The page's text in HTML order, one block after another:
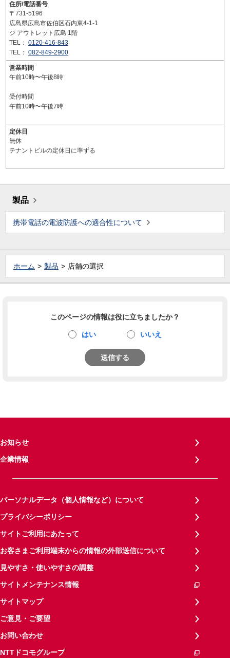
住所/電話番号
〒731-5196
広島県広島市佐伯区石内東4-1-1
ジ アウトレット広島 1階
TEL： 0120-416-843
TEL： 082-849-2900
営業時間
午前10時〜午後8時
受付時間
午前10時〜午後7時
定休日
無休
テナントビルの定休日に準ずる
製品
携帯電話の電波防護への適合性について
ホーム 製品 店舗の選択
このページの情報は役に立ちましたか？
はい いいえ
送信する
お知らせ
企業情報
パーソナルデータ（個人情報など）について
プライバシーポリシー
サイトご利用にあたって
お客さまご利用端末からの情報の外部送信について
見やすさ・使いやすさの調整
サイトメンテナンス情報
サイトマップ
ご意見・ご要望
お問い合わせ
NTTドコモグループ